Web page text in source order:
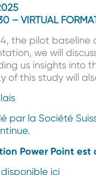
– VIRTUAL
the pilot baseline
we will
us insights
of this study will
par la Société
Power Point est
ici